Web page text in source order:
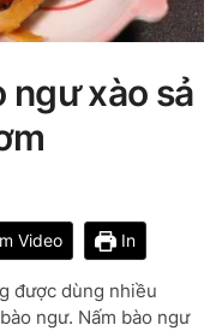
ngư xào sả
Video In
được dùng nhiều
ngư. Nấm bào ngư